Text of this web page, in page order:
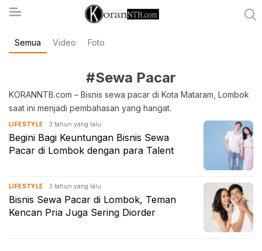
koranntb.com
Semua Video Foto
#Sewa Pacar
KORANNTB.com – Bisnis sewa pacar di Kota Mataram, Lombok
saat ini menjadi pembahasan yang hangat.
LIFESTYLE 3 tahun yang lalu
Begini Bagi Keuntungan Bisnis Sewa
Pacar di Lombok dengan para Talent
LIFESTYLE 3 tahun yang lalu
Bisnis Sewa Pacar di Lombok, Teman
Kencan Pria Juga Sering Diorder